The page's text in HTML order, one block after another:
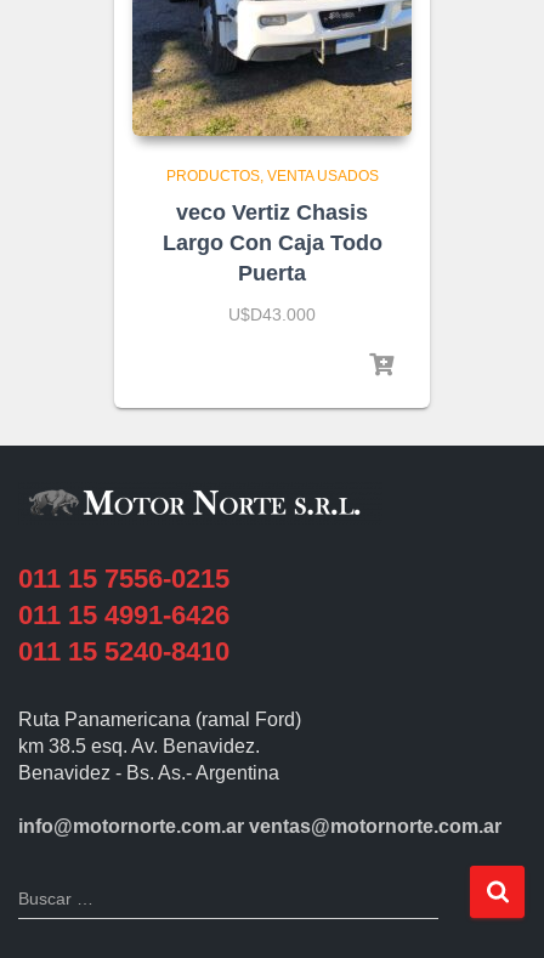
PRODUCTOS VENTA USADOS
veco Vertiz Chasis
Largo Con Caja Todo
Puerta
U$D43.000
011 15 7556-0215
011 15 4991-6426
011 15 5240-8410
Ruta Panamericana (ramal Ford)
km 38.5 esq. Av. Benavidez.
Benavidez - Bs. As.- Argentina
info@motornorte.com.ar ventas@motornorte.com.ar
Buscar …